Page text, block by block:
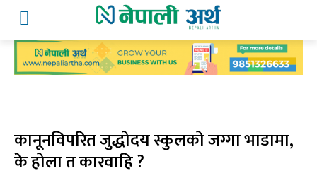
कानूनविपरित जुद्धोदय स्कुलको जग्गा भाडामा,
के होला त कारवाहि ?